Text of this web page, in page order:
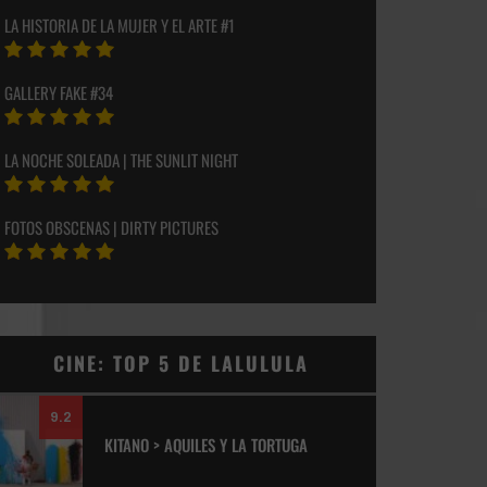
LA HISTORIA DE LA MUJER Y EL ARTE #1
GALLERY FAKE #34
LA NOCHE SOLEADA | THE SUNLIT NIGHT
FOTOS OBSCENAS | DIRTY PICTURES
CINE: TOP 5 DE LALULULA
9.2
KITANO > AQUILES Y LA TORTUGA